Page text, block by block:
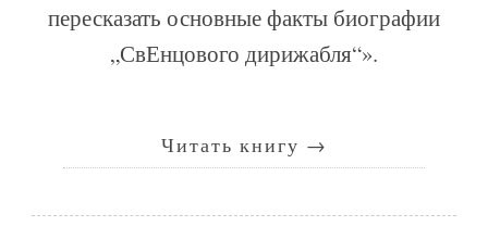
пересказать основные факты биографии
„СвЕнцового дирижабля“».
Читать книгу →